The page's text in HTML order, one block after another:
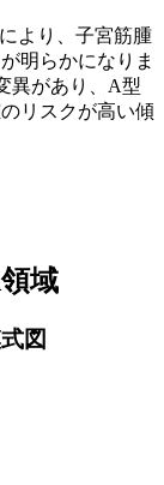
より、子宮筋腫
明らかになりま
異があり、A型
リスクが高い傾
域
図